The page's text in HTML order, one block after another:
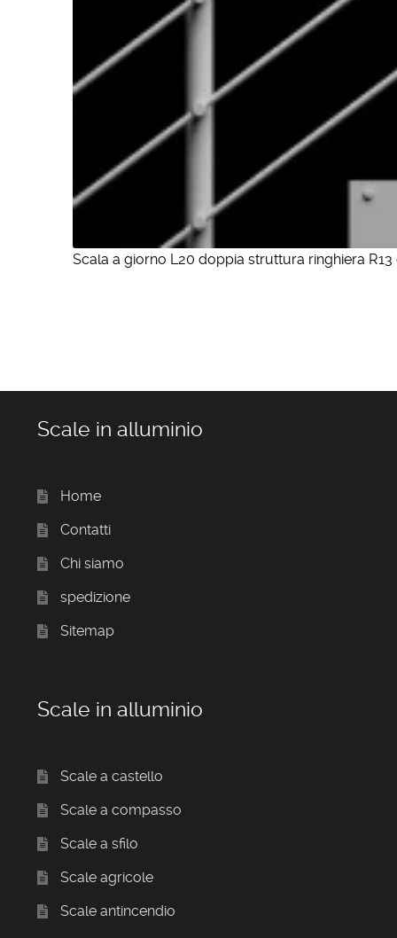
Scala a giorno L20 doppia struttura ringhiera
Scale in alluminio
Home
Contatti
Chi siamo
spedizione
Sitemap
Scale in alluminio
Scale a castello
Scale a compasso
Scale a sfilo
Scale agricole
Scale antincendio